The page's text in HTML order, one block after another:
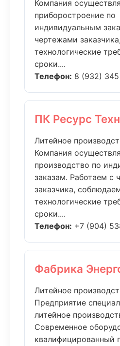
Компания
приборостроение по
индивидуальным
чертежами
технологические
сроки....
Телефон: 8 (932) 345
ПК Ресурс
Литейное
Компания
производство по
заказам. Работаем с
заказчика,
технологические
сроки....
Телефон: +7 (904)
Фабрика
Литейное
Предприятие
литейное
Современное
квалифицированный